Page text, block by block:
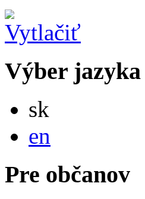
Výber jazyka
sk
en
Pre občanov